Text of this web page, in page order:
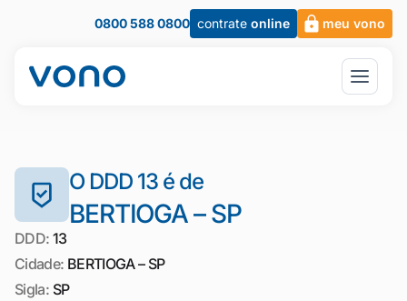
0800 588 0800 contrate online meu vono
O DDD 13 é de
BERTIOGA – SP
DDD: 13
Cidade: BERTIOGA – SP
Sigla: SP